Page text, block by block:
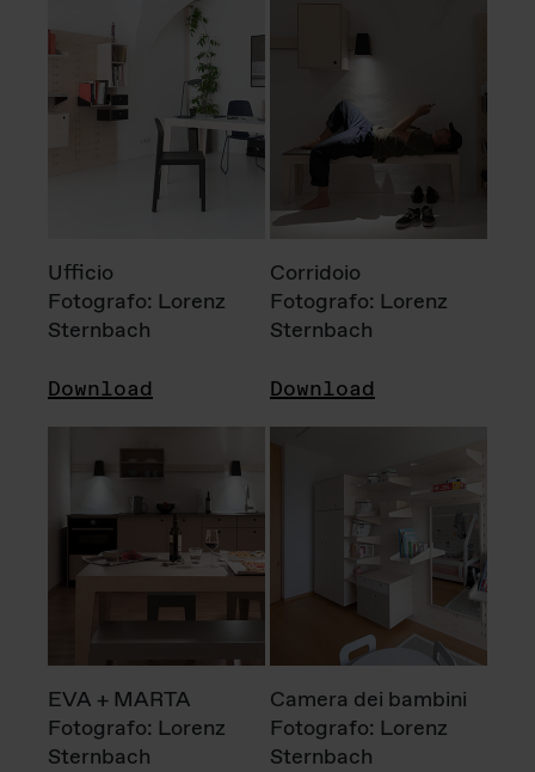
Ufficio
Fotografo: Lorenz
Sternbach
Download
Corridoio
Fotografo: Lorenz
Sternbach
Download
EVA + MARTA
Fotografo: Lorenz
Sternbach
Camera dei bambini
Fotografo: Lorenz
Sternbach